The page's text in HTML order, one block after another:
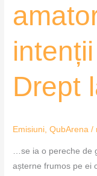
Drept
Emisiuni,QubArena /
…se ia o pereche de
așterne frumos pe ei